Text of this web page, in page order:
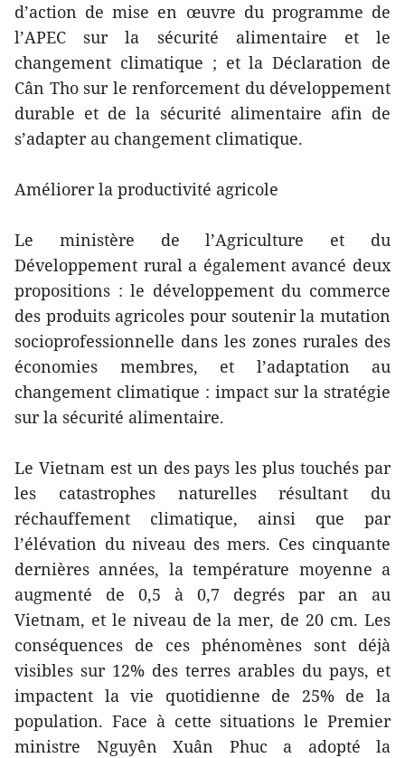
d’action de mise en œuvre du programme de
l’APEC sur la sécurité alimentaire et le
changement climatique ; et la Déclaration de
Cân Tho sur le renforcement du développement
durable et de la sécurité alimentaire afin de
s’adapter au changement climatique.
Améliorer la productivité agricole
Le ministère de l’Agriculture et du
Développement rural a également avancé deux
propositions : le développement du commerce
des produits agricoles pour soutenir la mutation
socioprofessionnelle dans les zones rurales des
économies membres, et l’adaptation au
changement climatique : impact sur la stratégie
sur la sécurité alimentaire.
Le Vietnam est un des pays les plus touchés par
les catastrophes naturelles résultant du
réchauffement climatique, ainsi que par
l’élévation du niveau des mers. Ces cinquante
dernières années, la température moyenne a
augmenté de 0,5 à 0,7 degrés par an au
Vietnam, et le niveau de la mer, de 20 cm. Les
conséquences de ces phénomènes sont déjà
visibles sur 12% des terres arables du pays, et
impactent la vie quotidienne de 25% de la
population. Face à cette situations le Premier
ministre Nguyên Xuân Phuc a adopté la